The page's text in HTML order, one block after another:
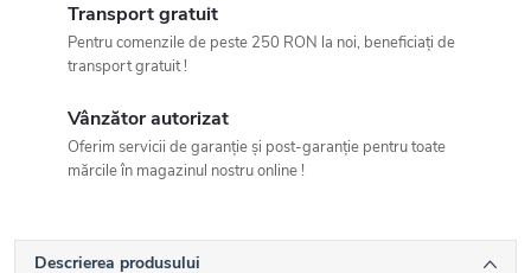
Transport gratuit
Pentru comenzile de peste 250 RON la noi, beneficiați de
transport gratuit !
Vânzător autorizat
Oferim servicii de garanție și post-garanție pentru toate
mărcile în magazinul nostru online !
Descrierea produsului